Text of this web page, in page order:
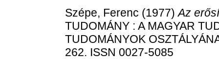
Szépe, Ferenc (1977)Az
TUDOMÁNY : A MAGYAR
TUDOMÁNYOK
262. ISSN 0027-5085